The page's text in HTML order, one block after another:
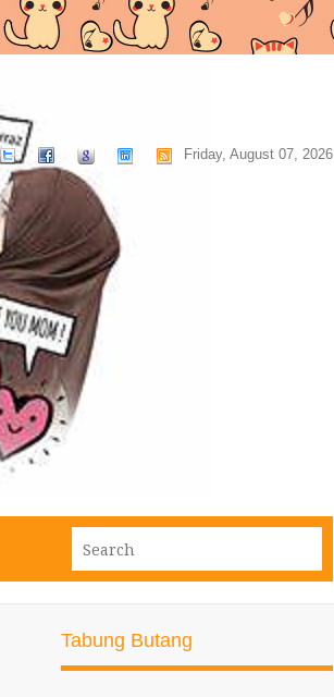
Friday, August 07, 2026
Tabung Butang